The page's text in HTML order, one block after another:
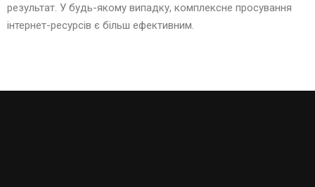
результат. У будь-якому випадку, комплексне просування
інтернет-ресурсів є більш ефективним.